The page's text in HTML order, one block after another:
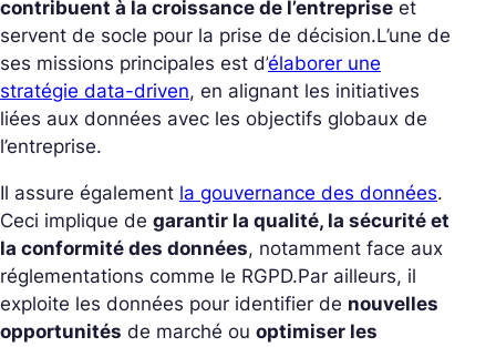
contribuent à la croissance de l’entreprise et
servent de socle pour la prise de décision.L’une de
ses missions principales est d’élaborer une
stratégie data-driven, en alignant les initiatives
liées aux données avec les objectifs globaux de
l’entreprise.
Il assure également la gouvernance des données.
Ceci implique de garantir la qualité, la sécurité et
la conformité des données, notamment face aux
réglementations comme le RGPD.Par ailleurs, il
exploite les données pour identifier de nouvelles
opportunités de marché ou optimiser les